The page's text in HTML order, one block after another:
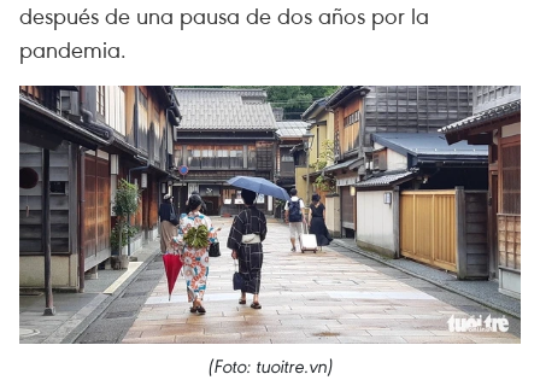
después de una pausa de dos años por la
pandemia.
(Foto: tuoitre.vn)